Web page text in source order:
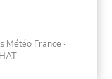
Météo France ·